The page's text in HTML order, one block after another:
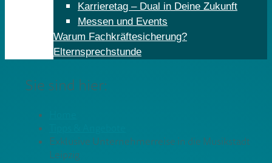
Karrieretag – Dual in Deine Zukunft
Messen und Events
Warum Fachkräftesicherung?
Elternsprechstunde
Sie sind hier:
Exklusive Unternehmerreise in die Musikstadt
Leipzig